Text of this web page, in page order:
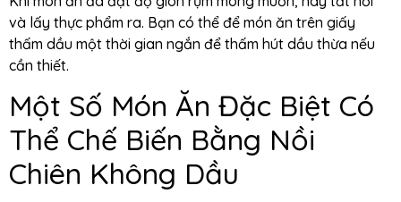
và lấy thực phẩm ra. Bạn có thể để món ăn trên giấy
thấm dầu một thời gian ngắn để thấm hút dầu thừa nếu
cần thiết.
Một Số Món Ăn Đặc Biệt Có
Thể Chế Biến Bằng Nồi
Chiên Không Dầu